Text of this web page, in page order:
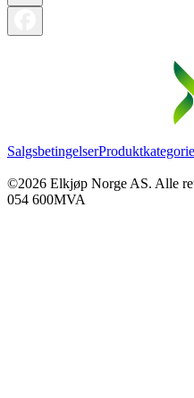
Salgsbetingelser
©2026 Elkjøp Norge AS. Alle
054 600MVA